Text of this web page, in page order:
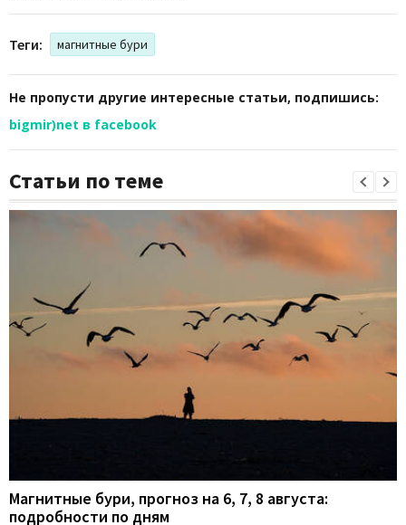
Теги: магнитные бури
Не пропусти другие интересные статьи, подпишись:
bigmir)net в facebook
Статьи по теме
Магнитные бури, прогноз на 6, 7, 8 августа:
подробности по дням